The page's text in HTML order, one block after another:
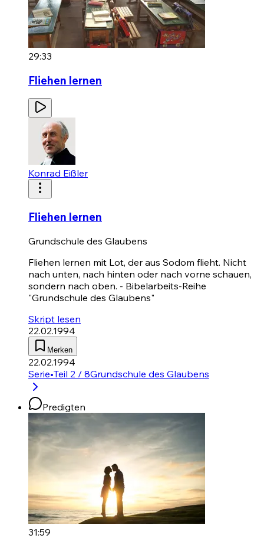
29:33
Fliehen lernen
Konrad Eißler
Fliehen lernen
Grundschule des Glaubens
Fliehen lernen mit Lot, der aus Sodom flieht. Nicht
nach unten, nach hinten oder nach vorne schauen,
sondern nach oben. - Bibelarbeits-Reihe
"Grundschule des Glaubens"
Skript lesen
22.02.1994
Merken
22.02.1994
Serie•Teil 2 / 8Grundschule des Glaubens
Predigten
31:59